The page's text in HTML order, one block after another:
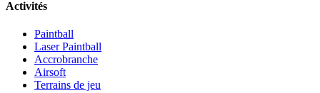
Activités
Paintball
Laser Paintball
Accrobranche
Airsoft
Terrains de jeu